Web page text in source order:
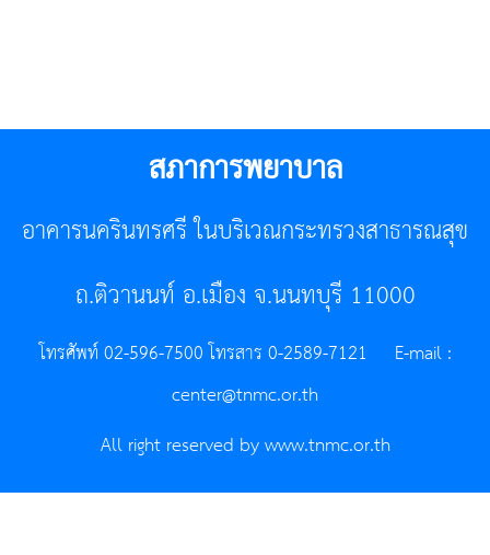
สภาการพยาบาล
อาคารนครินทรศรี ในบริเวณกระทรวงสาธารณสุข
ถ.ติวานนท์ อ.เมือง จ.นนทบุรี 11000
โทรศัพท์ 02-596-7500 โทรสาร 0-2589-7121 E-mail :
center@tnmc.or.th
All right reserved by www.tnmc.or.th